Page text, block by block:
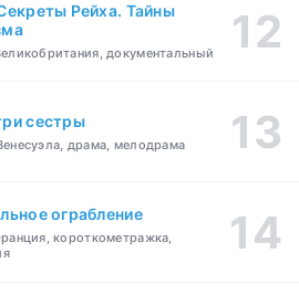
Рейха. Тайны
документальный
сестры
драма, мелодрама
ограбление
короткометражка,